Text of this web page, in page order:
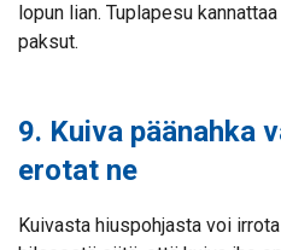
lopun lian. Tuplapesu
paksut.
9. Kuiva päänahka
erotat ne
Kuivasta hiuspohjasta voi